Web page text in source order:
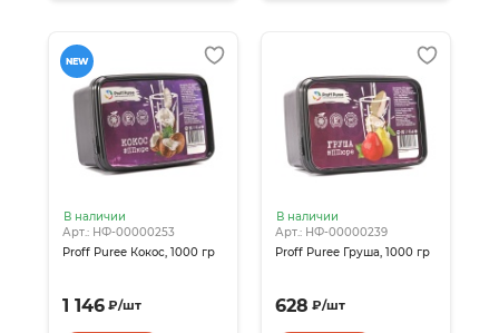
NEW
В наличии
Арт.: НФ-00000253
Proff Puree Кокос, 1000 гр
1 146 ₽/шт
В наличии
Арт.: НФ-00000239
Proff Puree Груша, 1000 гр
628 ₽/шт